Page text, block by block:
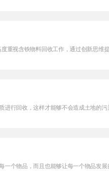
重视含铁物料回收工作，通过创新思
行回收，这样才能够不会造成土地的
个物品，而且也能够让每一个物品发